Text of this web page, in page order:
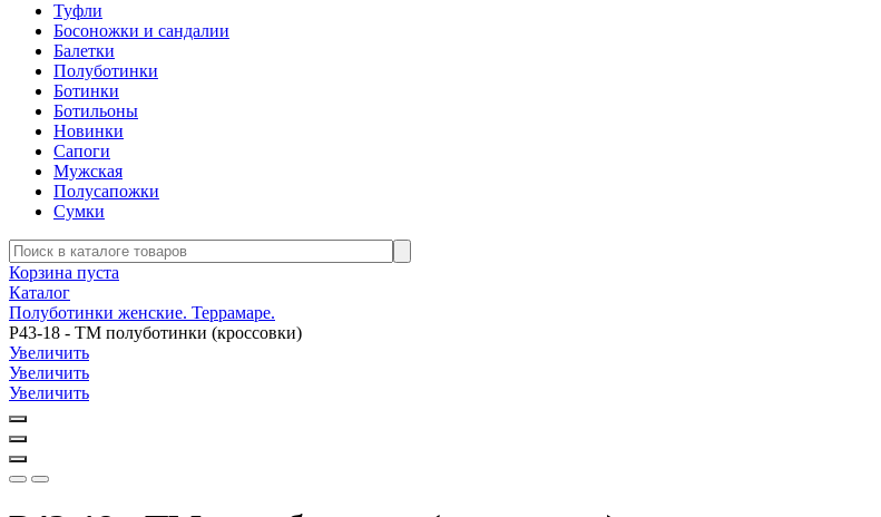
Туфли
Босоножки и сандалии
Балетки
Полуботинки
Ботинки
Ботильоны
Новинки
Сапоги
Мужская
Полусапожки
Сумки
Корзина пуста
Каталог
Полуботинки женские. Террамаре.
Р43-18 - ТМ полуботинки (кроссовки)
Увеличить
Увеличить
Увеличить